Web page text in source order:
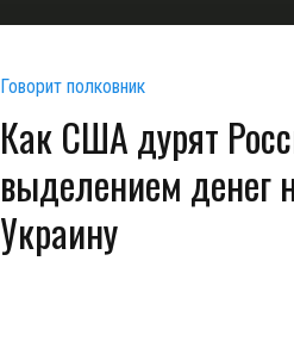
Говорит полковник
Как США дурят
выделением денег
Украину